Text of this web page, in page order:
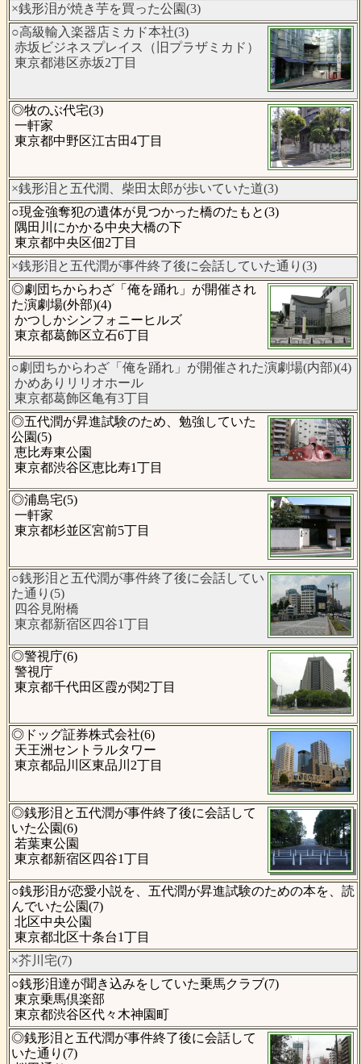
×銭形泪が焼き芋を買った公園(3)
○高級輸入楽器店ミカド本社(3)
赤坂ビジネスプレイス（旧プラザミカド）
東京都港区赤坂2丁目
◎牧のぶ代宅(3)
一軒家
東京都中野区江古田4丁目
×銭形泪と五代潤、柴田太郎が歩いていた道(3)
○現金強奪犯の遺体が見つかった橋のたもと(3)
隅田川にかかる中央大橋の下
東京都中央区佃2丁目
×銭形泪と五代潤が事件終了後に会話していた通り(3)
◎劇団ちからわざ「俺を踊れ」が開催され
た演劇場(外部)(4)
かつしかシンフォニーヒルズ
東京都葛飾区立石6丁目
○劇団ちからわざ「俺を踊れ」が開催された演劇場(内部)(4)
かめありリリオホール
東京都葛飾区亀有3丁目
◎五代潤が昇進試験のため、勉強していた
公園(5)
恵比寿東公園
東京都渋谷区恵比寿1丁目
◎浦島宅(5)
一軒家
東京都杉並区宮前5丁目
○銭形泪と五代潤が事件終了後に会話してい
た通り(5)
四谷見附橋
東京都新宿区四谷1丁目
◎警視庁(6)
警視庁
東京都千代田区霞が関2丁目
◎ドッグ証券株式会社(6)
天王洲セントラルタワー
東京都品川区東品川2丁目
◎銭形泪と五代潤が事件終了後に会話して
いた公園(6)
若葉東公園
東京都新宿区四谷1丁目
○銭形泪が恋愛小説を、五代潤が昇進試験のための本を、読
んでいた公園(7)
北区中央公園
東京都北区十条台1丁目
×芥川宅(7)
○銭形泪達が聞き込みをしていた乗馬クラブ(7)
東京乗馬倶楽部
東京都渋谷区代々木神園町
◎銭形泪と五代潤が事件終了後に会話して
いた通り(7)